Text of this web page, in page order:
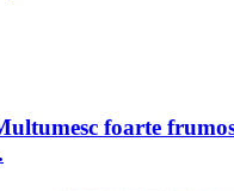
foarte